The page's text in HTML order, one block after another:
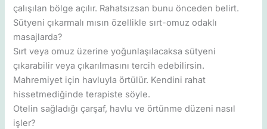
çalışılan bölge açılır. Rahatsızsan bunu önceden belirt.
Sütyeni çıkarmalı mısın özellikle sırt-omuz odaklı
masajlarda?
Sırt veya omuz üzerine yoğunlaşılacaksa sütyeni
çıkarabilir veya çıkarılmasını tercih edebilirsin.
Mahremiyet için havluyla örtülür. Kendini rahat
hissetmediğinde terapiste söyle.
Otelin sağladığı çarşaf, havlu ve örtünme düzeni nasıl
işler?